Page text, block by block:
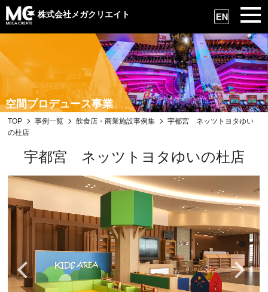
株式会社メガクリエイト
空間プロデュース事業
TOP 事例一覧 飲食店・商業施設事例集
宇都宮 ネッツトヨタゆい
の杜店
宇都宮 ネッツトヨタゆいの杜店